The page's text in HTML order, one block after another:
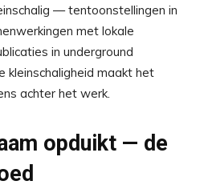
— tentoonstellingen in
met lokale
in underground
kleinschaligheid maakt het
achter het werk.
opduikt — de